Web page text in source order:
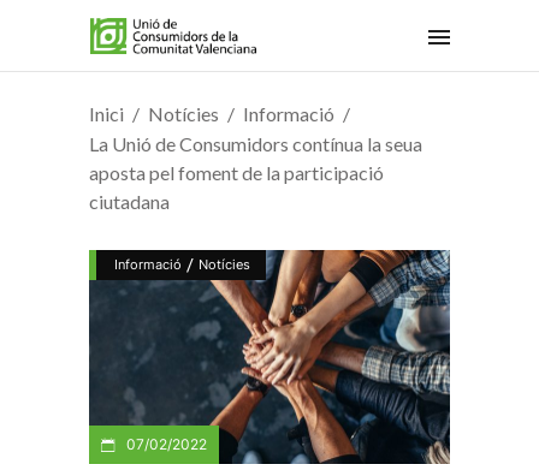
Inici Notícies
Informació
La Unió de Consumidors contínua la seua
aposta pel foment de la participació
ciutadana
Informació / Notícies
07/02/2022